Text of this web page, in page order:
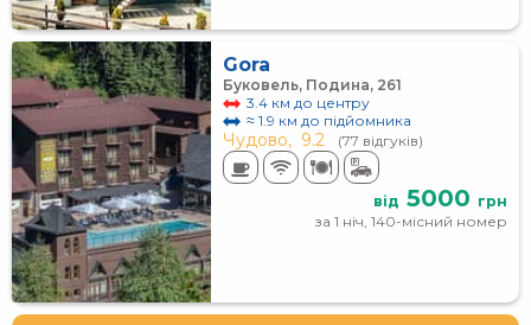
Gora
Буковель, Подина, 261
3.4 км до центру
≈ 1.9 км до підйомника
Чудово, 9.2 (77 відгуків)
від 5000 грн
за 1 ніч, 140-місний номер